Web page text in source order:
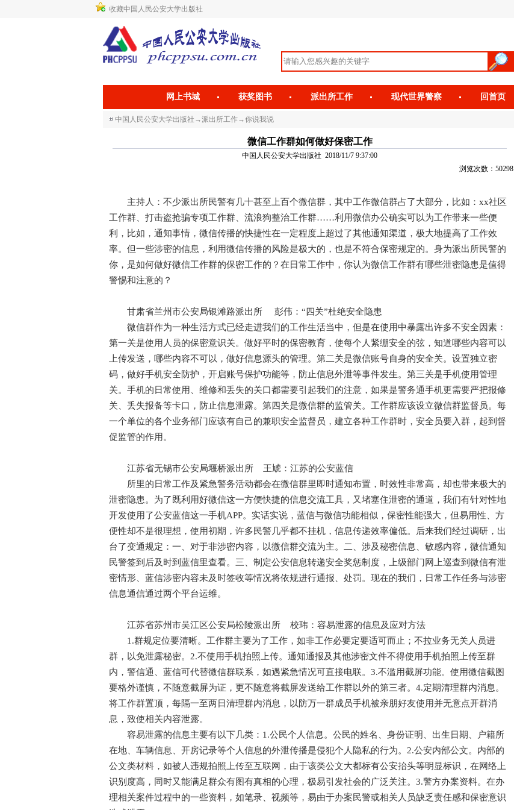
收藏中国人民公安大学出版社
网上书城 获奖图书 派出所工作 现代世界警察 回首页
中国人民公安大学出版社 →派出所工作→你说我说
微信工作群如何做好保密工作
中国人民公安大学出版社 2018/11/7 9:37:00
浏览次数：50298
主持人：不少派出所民警有几十甚至上百个微信群，其中工作微信群占了大部分，比如：xx社区
工作群、打击盗抢骗专项工作群、流浪狗整治工作群……利用微信办公确实可以为工作带来一些便
利，比如，通知事情，微信传播的快捷性在一定程度上超过了其他通知渠道，极大地提高了工作效
率。但一些涉密的信息，利用微信传播的风险是极大的，也是不符合保密规定的。身为派出所民警的
你，是如何做好微信工作群的保密工作的？在日常工作中，你认为微信工作群有哪些泄密隐患是值得
警惕和注意的？
甘肃省兰州市公安局银滩路派出所 彭伟：“四关”杜绝安全隐患
微信群作为一种生活方式已经走进我们的工作生活当中，但是在使用中暴露出许多不安全因素：
第一关是使用人员的保密意识关。做好平时的保密教育，使每个人紧绷安全的弦，知道哪些内容可以
上传发送，哪些内容不可以，做好信息源头的管理。第二关是微信账号自身的安全关。设置独立密
码，做好手机安全防护，开启账号保护功能等，防止信息外泄等事件发生。第三关是手机使用管理
关。手机的日常使用、维修和丢失的关口都需要引起我们的注意，如果是警务通手机更需要严把报修
关、丢失报备等卡口，防止信息泄露。第四关是微信群的监管关。工作群应该设立微信群监督员。每
一个单位的各个业务部门应该有自己的兼职安全监督员，建立各种工作群时，安全员要入群，起到督
促监管的作用。
江苏省无锡市公安局堰桥派出所 王虓：江苏的公安蓝信
所里的日常工作及紧急警务活动都会在微信群里即时通知布置，时效性非常高，却也带来极大的
泄密隐患。为了既利用好微信这一方便快捷的信息交流工具，又堵塞住泄密的通道，我们有针对性地
开发使用了公安蓝信这一手机APP。实话实说，蓝信与微信功能相似，保密性能强大，但易用性、方
便性却不是很理想，使用初期，许多民警几乎都不挂机，信息传递效率偏低。后来我们经过调研，出
台了变通规定：一、对于非涉密内容，以微信群交流为主。二、涉及秘密信息、敏感内容，微信通知
民警签到后及时到蓝信里查看。三、制定公安信息转递安全奖惩制度，上级部门网上巡查到微信有泄
密情形、蓝信涉密内容未及时签收等情况将依规进行通报、处罚。现在的我们，日常工作任务与涉密
信息通信通过两个平台运维。
江苏省苏州市吴江区公安局松陵派出所 校玮：容易泄露的信息及应对方法
1.群规定位要清晰。工作群主要为了工作，如非工作必要定要适可而止；不拉业务无关人员进
群，以免泄露秘密。2.不使用手机拍照上传。通知通报及其他涉密文件不得使用手机拍照上传至群
内，警信通、蓝信可代替微信群联系，如遇紧急情况可直接电联。3.不滥用截屏功能。使用微信截图
要格外谨慎，不随意截屏为证，更不随意将截屏发送给工作群以外的第三者。4.定期清理群内消息。
将工作群置顶，每隔一至两日清理群内消息，以防万一群成员手机被亲朋好友使用并无意点开群消
息，致使相关内容泄露。
容易泄露的信息主要有以下几类：1.公民个人信息。公民的姓名、身份证明、出生日期、户籍所
在地、车辆信息、开房记录等个人信息的外泄传播是侵犯个人隐私的行为。2.公安内部公文。内部的
公文类材料，如被人违规拍照上传至互联网，由于该类公文大都标有公安抬头等明显标识，在网络上
识别度高，同时又能满足群众有图有真相的心理，极易引发社会的广泛关注。3.警方办案资料。在办
理相关案件过程中的一些资料，如笔录、视频等，易由于办案民警或相关人员缺乏责任感和保密意识